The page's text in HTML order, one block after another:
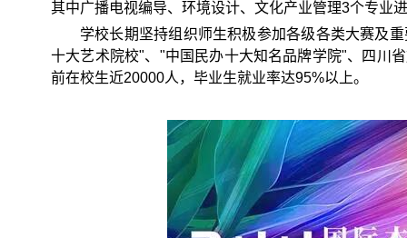
其中广播电视编导、环境设计、文化产业管理3个专业
学校长期坚持组织师生积极参加各级各类大赛及
十大艺术院校"、"中国民办十大知名品牌学院"、四川
前在校生近20000人，毕业生就业率达95%以上。